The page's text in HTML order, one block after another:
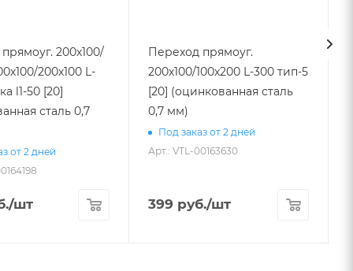
200х100/
200х100 L-
сталь 0,7
от 2 дней
/шт
Переход прямоуг.
200х100/100х200 L-300 тип-5
[20] (оцинкованная сталь
0,7 мм)
Под заказ от 2 дней
Арт.: VTL-00163630
399 руб./шт